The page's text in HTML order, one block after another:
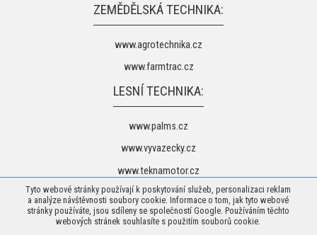
ZEMĚDĚLSKÁ TECHNIKA:
www.agrotechnika.cz
www.farmtrac.cz
LESNÍ TECHNIKA:
www.palms.cz
www.vyvazecky.cz
www.teknamotor.cz
© 2026 Agrotechnika Vaněk s.r.o. -Mapa stránek
Tyto webové stránky používají k poskytování služeb, personalizaci reklam
a analýze návštěvnosti soubory cookie. Informace o tom, jak tyto webové
stránky používáte, jsou sdíleny se společností Google. Používáním těchto
webových stránek souhlasíte s použitím souborů cookie.